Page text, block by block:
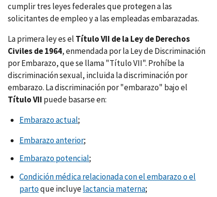
cumplir tres leyes federales que protegen a las
solicitantes de empleo y a las empleadas embarazadas.
La primera ley es el Título VII de la Ley de Derechos
Civiles de 1964, enmendada por la Ley de Discriminación
por Embarazo, que se llama "Título VII". Prohíbe la
discriminación sexual, incluida la discriminación por
embarazo. La discriminación por "embarazo" bajo el
Título VII puede basarse en:
Embarazo actual;
Embarazo anterior;
Embarazo potencial;
Condición médica relacionada con el embarazo o el
partoque incluyelactancia materna;